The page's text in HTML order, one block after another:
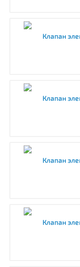
Клапан
Клапан
Клапан
Клапан